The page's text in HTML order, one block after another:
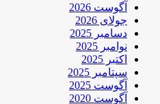
آگوست 2026
جولای 2026
دسامبر 2025
نوامبر 2025
اکتبر 2025
سپتامبر 2025
آگوست 2025
آگوست 2020